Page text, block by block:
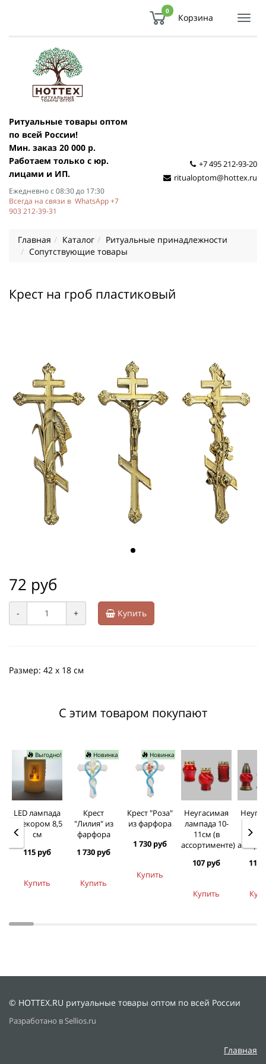
0
Корзина
Ритуальные товары оптом
по всей России!
Мин. заказ 20 000 р.
Работаем только с юр.
лицами и ИП.
Ежедневно с 08:30 до 17:30
Всегда на связи в WhatsApp +7
903 212-39-31
+7 495 212-93-20
ritualoptom@hottex.ru
Главная Каталог
Ритуальные принадлежности
Сопутствующие товары
Крест на гроб пластиковый
72 руб
- + Купить
Размер: 42 х 18 см
С этим товаром покупают
Выгодно!
LED лампада
с декором 8,5
см
115 руб
Купить
Новинка
Крест
"Лилия" из
фарфора
1 730 руб
Купить
Новинка
Крест "Роза"
из фарфора
1 730 руб
Купить
Неугасимая
лампада 10-
11см (в
ассортименте)
107 руб
Купить
119
© HOTTEX.RU ритуальные товары оптом по всей России
Разработано в Sellios.ru
Главная